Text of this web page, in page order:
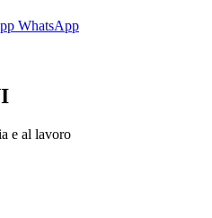
WhatsApp
e al lavoro